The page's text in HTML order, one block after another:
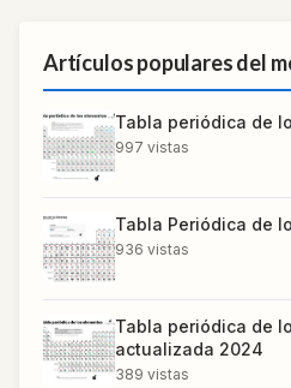
Artículos populares del
Tabla periódica de
997 vistas
Tabla Periódica de
936 vistas
Tabla periódica de
actualizada 2024
389 vistas